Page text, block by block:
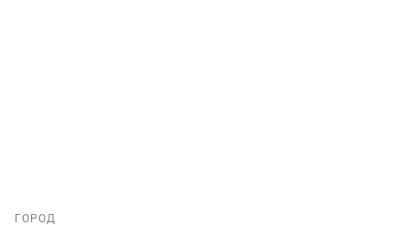
ГОРОД